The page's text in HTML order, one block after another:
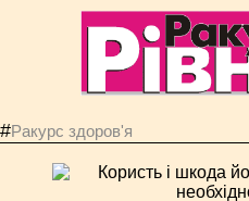
#Ракурс здоров'я